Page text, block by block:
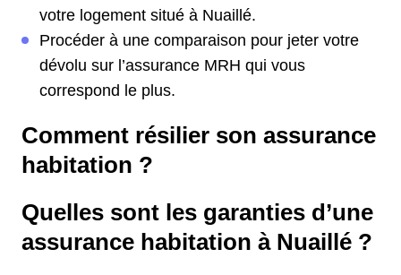
votre logement situé à Nuaillé.
Procéder à une comparaison pour jeter votre
dévolu sur l’assurance MRH qui vous
correspond le plus.
Comment résilier son assurance
habitation ?
Quelles sont les garanties d’une
assurance habitation à Nuaillé ?